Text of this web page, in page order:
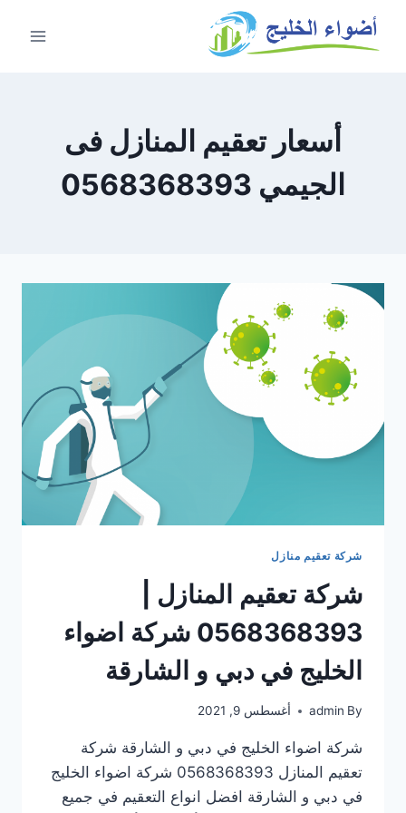
أسعار تعقيم المنازل فى
الجيمي 0568368393
شركة تعقيم منازل
شركة تعقيم المنازل |
0568368393 شركة اضواء
الخليج في دبي و الشارقة
By
admin أغسطس 9, 2021
شركة اضواء الخليج في دبي و الشارقة شركة
تعقيم المنازل 0568368393 شركة اضواء الخليج
في دبي و الشارقة افضل انواع التعقيم في جميع